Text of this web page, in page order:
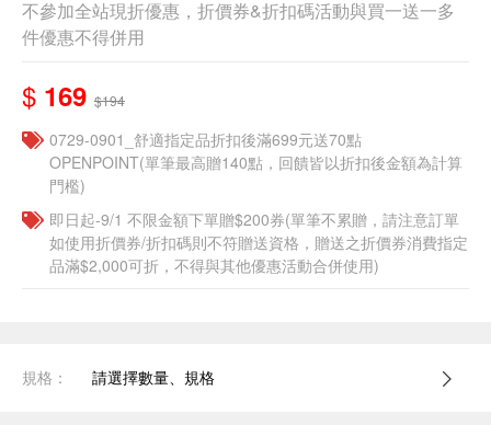
不參加全站現折優惠，折價券&折扣碼活動與買一送一多
件優惠不得併用
$ 169 $194
0729-0901_舒適指定品折扣後滿699元送70點
OPENPOINT(單筆最高贈140點，回饋皆以折扣後金額為計算
門檻)
即日起-9/1 不限金額下單贈$200券(單筆不累贈，請注意訂單
如使用折價券/折扣碼則不符贈送資格，贈送之折價券消費指定
品滿$2,000可折，不得與其他優惠活動合併使用)
規格： 請選擇數量、規格